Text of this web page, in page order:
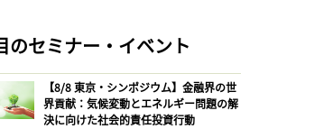
のセミナー・イベント
【8/8 東京・シンポジウム】金融界の世
界貢献：気候変動とエネルギー問題の解
決に向けた社会的責任投資行動